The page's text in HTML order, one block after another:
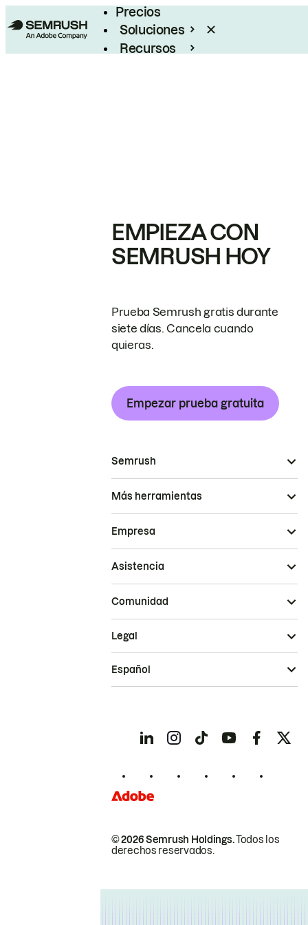
Precios
Soluciones
Recursos
EMPIEZA CON
SEMRUSH HOY
Prueba Semrush gratis durante
siete días. Cancela cuando
quieras.
Empezar prueba gratuita
Semrush
Más herramientas
Empresa
Asistencia
Comunidad
© 2026 Semrush Holdings.Todos los
derechos reservados.
Legal
Español